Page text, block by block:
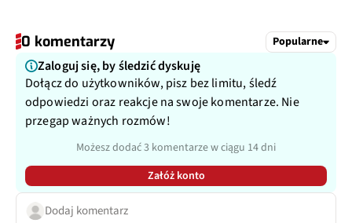
0 komentarzy Popularne
Zaloguj się, by śledzić dyskuję
Dołącz do użytkowników, pisz bez limitu, śledź
odpowiedzi oraz reakcje na swoje komentarze. Nie
przegap ważnych rozmów!
Możesz dodać 3 komentarze w ciągu 14 dni
Załóż konto
Dodaj komentarz